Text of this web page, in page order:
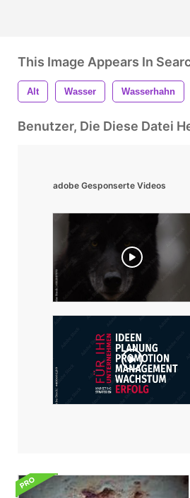
This Image Appears In
Alt Wasser Wasserhahn
Benutzer, Die Diese Datei
adobe Gesponserte Videos